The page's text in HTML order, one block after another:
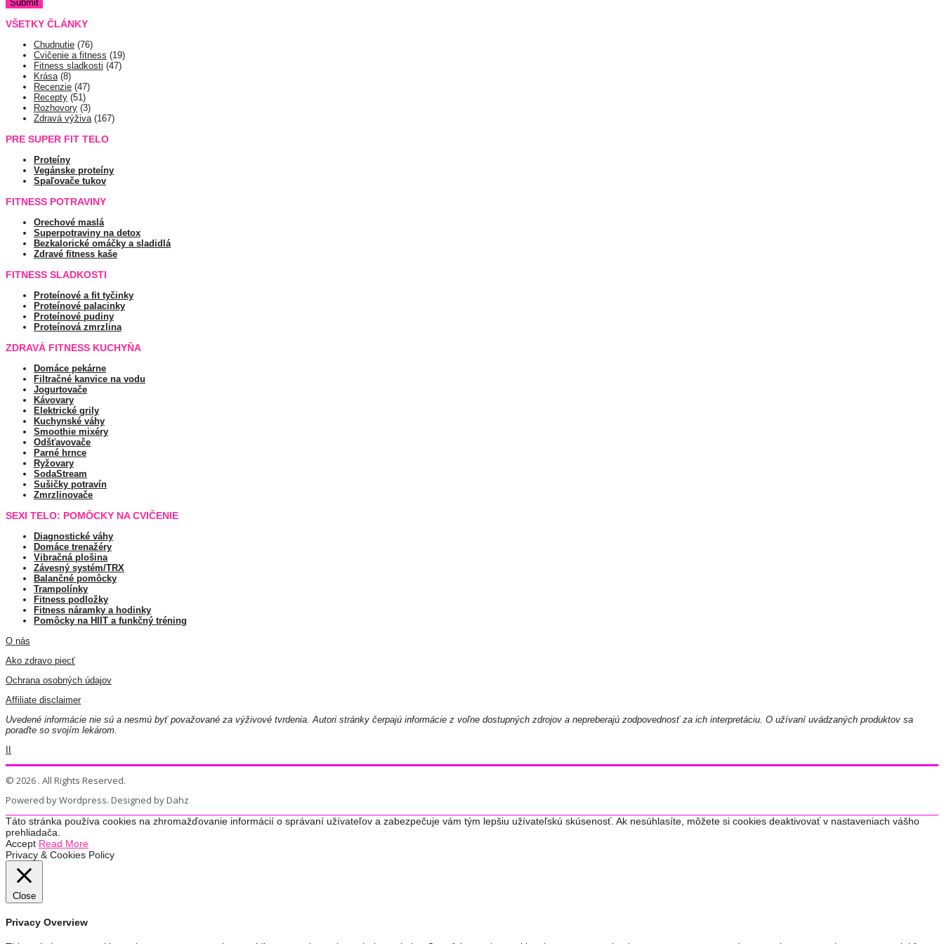
VŠETKY ČLÁNKY
Chudnutie (76)
Cvičenie a fitness (19)
Fitness sladkosti (47)
Krása(8)
Recenzie (47)
Recepty (51)
Rozhovory (3)
Zdravá výživa(167)
PRE SUPER FIT TELO
Proteíny
Vegánske proteíny
Spaľovače tukov
FITNESS POTRAVINY
Orechové maslá
Superpotraviny na detox
Bezkalorické omáčky a sladidlá
Zdravé fitness kaše
FITNESS SLADKOSTI
Proteínové a fit tyčinky
Proteínové palacinky
Proteínové pudiny
Proteínová zmrzlina
ZDRAVÁ FITNESS KUCHYŇA
Domáce pekárne
Filtračné kanvice na vodu
Jogurtovače
Kávovary
Elektrické grily
Kuchynské váhy
Smoothie mixéry
Odšťavovače
Parné hrnce
Ryžovary
SodaStream
Sušičky potravín
Zmrzlinovače
SEXI TELO: POMÔCKY NA CVIČENIE
Diagnostické váhy
Domáce trenažéry
Vibračná plošina
Závesný systém/TRX
Balančné pomôcky
Trampolínky
Fitness podložky
Fitness náramky a hodinky
Pomôcky na HIIT a funkčný tréning
O nás
Ako zdravo piecť
Ochrana osobných údajov
Affiliate disclaimer
Uvedené informácie nie sú a nesmú byť považované za výživové tvrdenia. Autori stránky čerpajú informácie z voľne dostupných zdrojov a nepreberajú zodpovednosť za ich interpretáciu. O užívaní uvádzaných produktov sa
poraďte so svojím lekárom.
© 2026 . All Rights Reserved.
Powered by Wordpress. Designed by Dahz
Táto stránka používa cookies na zhromažďovanie informácií o správaní užívateľov a zabezpečuje vám tým lepšiu užívateľskú skúsenosť. Ak nesúhlasíte, môžete si cookies deaktivovať v nastaveniach vášho
prehliadača.
Accept Read More
Privacy & Cookies Policy
Close
Privacy Overview